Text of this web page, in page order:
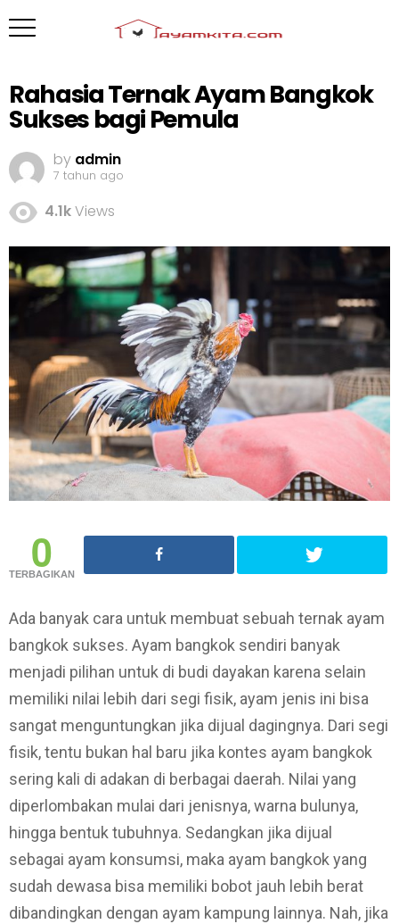
Rahasia Ternak Ayam Bangkok
Sukses bagi Pemula
by admin
7 tahun ago
4.1kViews
0
TERBAGIKAN
Ada banyak cara untuk membuat sebuah ternak ayam
bangkok sukses. Ayam bangkok sendiri banyak
menjadi pilihan untuk di budi dayakan karena selain
memiliki nilai lebih dari segi fisik, ayam jenis ini bisa
sangat menguntungkan jika dijual dagingnya. Dari segi
fisik, tentu bukan hal baru jika kontes ayam bangkok
sering kali di adakan di berbagai daerah. Nilai yang
diperlombakan mulai dari jenisnya, warna bulunya,
hingga bentuk tubuhnya. Sedangkan jika dijual
sebagai ayam konsumsi, maka ayam bangkok yang
sudah dewasa bisa memiliki bobot jauh lebih berat
dibandingkan dengan ayam kampung lainnya. Nah, jika